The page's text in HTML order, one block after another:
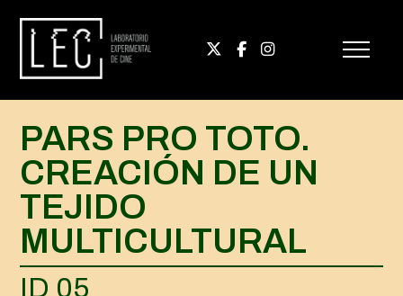
PARS PRO TOTO.
CREACIÓN DE UN
TEJIDO
MULTICULTURAL
ID 05